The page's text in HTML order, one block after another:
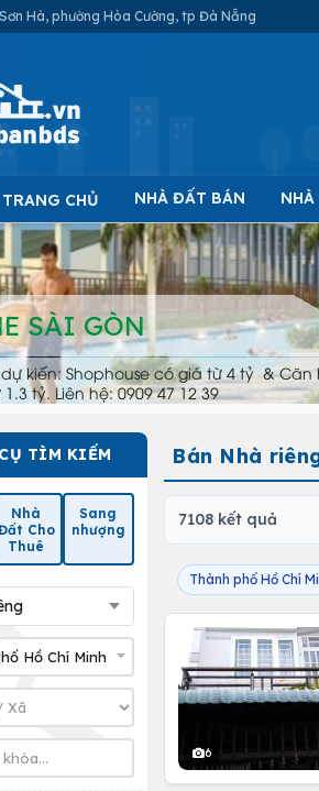
Hà, phường Hòa Cường, tp Đà Nẵng
TRANG CHỦ NHÀ ĐẤT BÁN
SÀI GÒN
kiến: Shophouse có giá từ 4 tỷ & Căn
tỷ. Liên hệ: 0909 47 12 39
TÌM KIẾM
Nhà
Cho
Thuê
Sang
nhượng
Bán Nhà
7108 kết quả
Thành phố Hồ Chí
6